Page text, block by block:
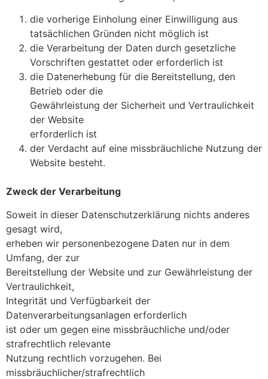
die vorherige Einholung einer Einwilligung aus
tatsächlichen Gründen nicht möglich ist
die Verarbeitung der Daten durch gesetzliche
Vorschriften gestattet oder erforderlich ist
die Datenerhebung für die Bereitstellung, den
Betrieb oder die
Gewährleistung der Sicherheit und Vertraulichkeit
der Website
erforderlich ist
der Verdacht auf eine missbräuchliche Nutzung der
Website besteht.
Zweck der Verarbeitung
Soweit in dieser Datenschutzerklärung nichts anderes
gesagt wird,
erheben wir personenbezogene Daten nur in dem
Umfang, der zur
Bereitstellung der Website und zur Gewährleistung der
Vertraulichkeit,
Integrität und Verfügbarkeit der
Datenverarbeitungsanlagen erforderlich
ist oder um gegen eine missbräuchliche und/oder
strafrechtlich relevante
Nutzung rechtlich vorzugehen. Bei
missbräuchlicher/strafrechtlich